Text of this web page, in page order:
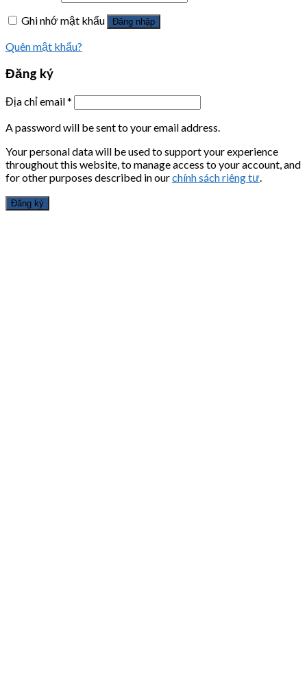
Ghi nhớ mật khẩu
Đăng nhập
Quên mật khẩu?
Đăng ký
Địa chỉ email*
A password will be sent to your email address.
Your personal data will be used to support your experience
throughout this website, to manage access to your account, and
for other purposes described in ourchính sách riêng tư.
Đăng ký